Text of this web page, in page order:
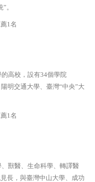
。
1名
高校，設有34個學院
明交通大學、臺灣“中央”大
1名
獸醫、生命科學、轉譯醫
長，與臺灣中山大學、成功